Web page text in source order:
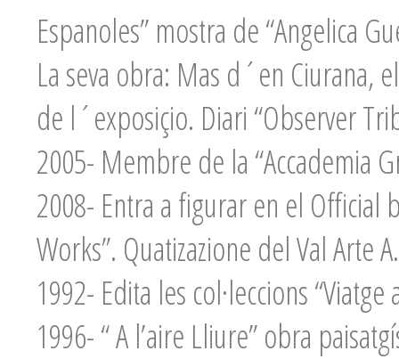
Espanoles” mostra de “Angelica
La seva obra: Mas d´en Ciurana,
de l´exposiçio. Diari “Observer
2005- Membre de la “Accademia
2008- Entra a figurar en el Official
Works”. Quatizazione del Val Arte
1992- Edita les col·leccions
1996- “ A l’aire Lliure” obra